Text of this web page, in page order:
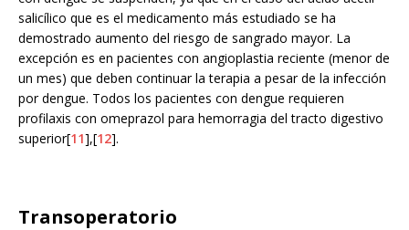
salicílico que es el medicamento más estudiado se ha
demostrado aumento del riesgo de sangrado mayor. La
excepción es en pacientes con angioplastia reciente (menor de
un mes) que deben continuar la terapia a pesar de la infección
por dengue. Todos los pacientes con dengue requieren
profilaxis con omeprazol para hemorragia del tracto digestivo
superior[11],[12].
Transoperatorio